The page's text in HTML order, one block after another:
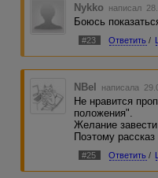
Nykko написал
Боюсь
#23 Ответить /
NBel написала
Не нравится
положения".
Желание
Поэтому
#25 Ответить /